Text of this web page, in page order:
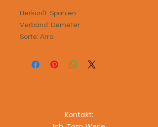
Herkunft: Spanien
Verband: Demeter
Sorte: Arra
Kontakt: